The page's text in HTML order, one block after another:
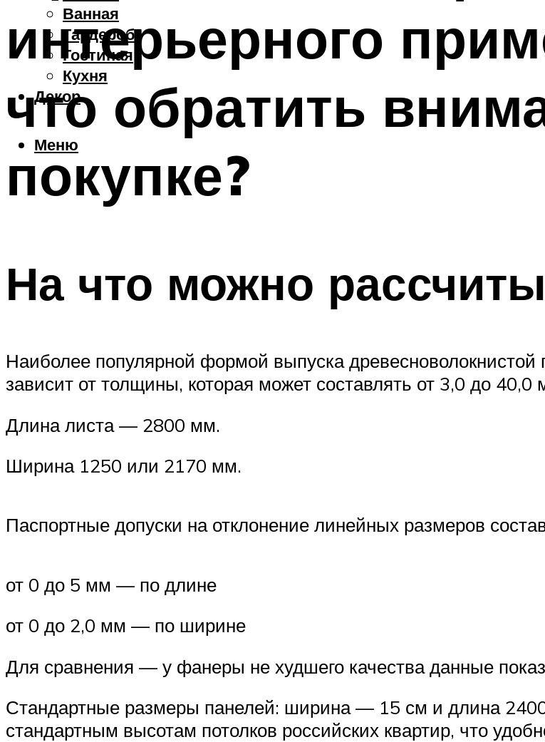
Ванная
Гардероб
Гостиная
Кухня
Декор
Меню
интерьерного
что обратить
покупке?
На что можно
Наиболее популярной формой выпуска
зависит от толщины, которая может составлять от 3,0 до 40,0
Длина листа — 2800 мм.
Ширина 1250 или 2170 мм.
Паспортные допуски на отклонение линейных размеров
от 0 до 5 мм — по длине
от 0 до 2,0 мм — по ширине
Для сравнения — у фанеры не худшего качества данные
Стандартные размеры панелей: ширина — 15 см и длина
стандартным высотам потолков российских квартир, что